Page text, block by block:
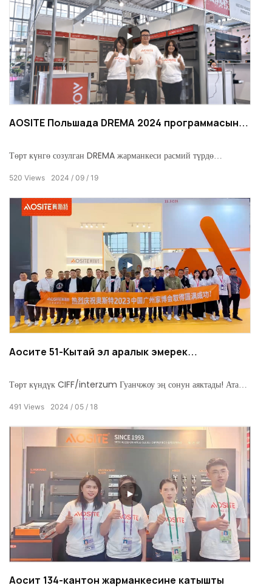
болдук.
AOSITE Польшада DREMA 2024 программасын
Төрт күнгө созулган DREMA жарманкеси расмий түрдө
сапаты жана инновациялык техникалык чечимдери үчүн
кардарлардын жогорку баасын алды.
2024 09 19
520 Views
Аосите 51-Кытай эл аралык эмерек
Төрт күндүк CIFF/interzum Гуанчжоу эң сонун аяктады! Ата
2024 05 18
491 Views
Аосит 134-кантон жарманкесине катышты